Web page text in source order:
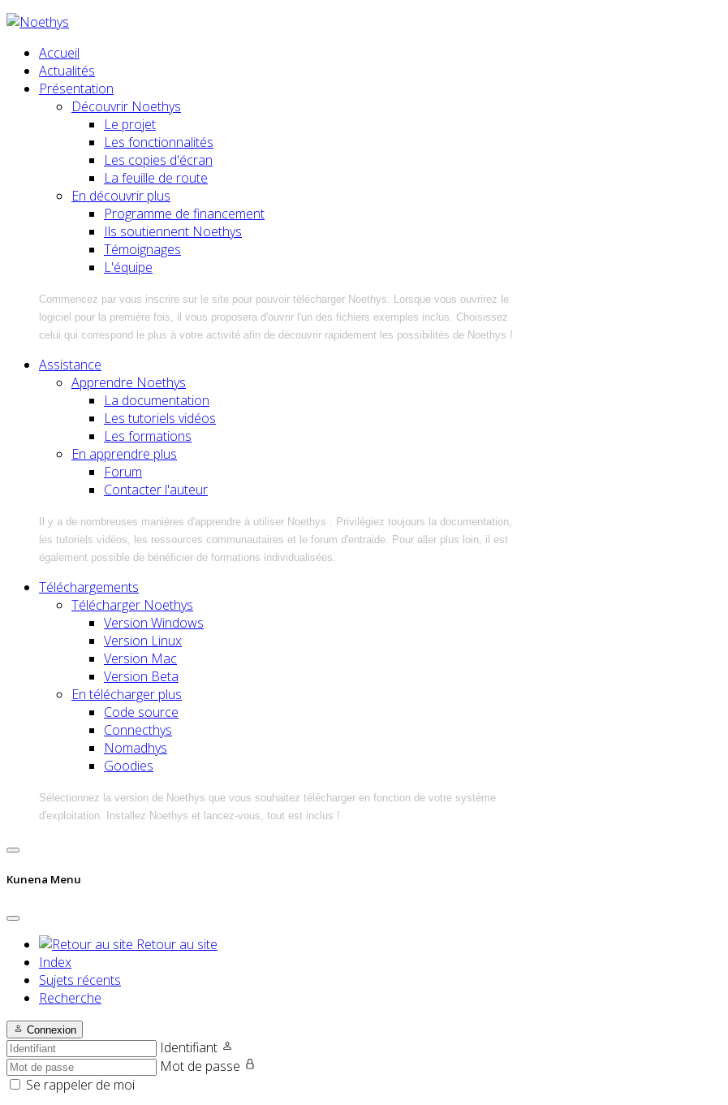
Accueil
Actualités
Présentation
Découvrir Noethys
Le projet
Les fonctionnalités
Les copies d'écran
La feuille de route
En découvrir plus
Programme de financement
Ils soutiennent Noethys
Témoignages
L'équipe
Commencez par vous inscrire sur le site pour pouvoir télécharger Noethys. Lorsque vous ouvrirez le
logiciel pour la première fois, il vous proposera d'ouvrir l'un des fichiers exemples inclus. Choisissez
celui qui correspond le plus à votre activité afin de découvrir rapidement les possibilités de Noethys !
Assistance
Apprendre Noethys
La documentation
Les tutoriels vidéos
Les formations
En apprendre plus
Forum
Contacter l'auteur
Il y a de nombreuses manières d'apprendre à utiliser Noethys : Privilégiez toujours la documentation,
les tutoriels vidéos, les ressources communautaires et le forum d'entraide. Pour aller plus loin, il est
également possible de bénéficier de formations individualisées.
Téléchargements
Télécharger Noethys
Version Windows
Version Linux
Version Mac
Version Beta
En télécharger plus
Code source
Connecthys
Nomadhys
Goodies
Sélectionnez la version de Noethys que vous souhaitez télécharger en fonction de votre système
d'exploitation. Installez Noethys et lancez-vous, tout est inclus !
Kunena Menu
Retour au site
Index
Sujets récents
Recherche
Connexion
Identifiant
Mot de passe
Se rappeler de moi